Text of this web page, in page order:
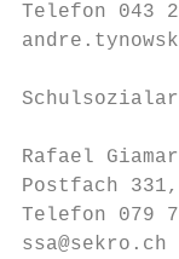
Telefon 043
Rafael
Postfach 331,
Telefon 079